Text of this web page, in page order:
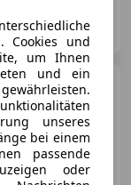
Carrera Coupé I
Cookies und
um Ihnen
und ein
unseres
bei einem
passende
oder